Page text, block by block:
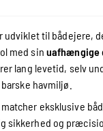
udviklet til bådejere,
med sin uafhængige
lang levetid, selv
havmiljø.
eksklusive
og